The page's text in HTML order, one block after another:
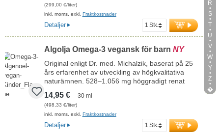
R
S
T
U
V
W
Y
Z
�
mg omega-3-fettsyror, varav 200–299 mg EPA
och 394–591 mg DHA. Enkel dosering med
pipett. Högkvalitativ vegansk omega-3-algolja
med naturligt innehåll av EPA och DHA – ett
mer information om omega-3-algolja
(299,00 €/liter)
inkl. moms. exkl. Fraktkostnader
Detaljer
Algolja Omega-3 vegansk för barn NY
Original enligt Dr. med. Michalzik, baserat på 25
års erfarenhet av utveckling av högkvalitativa
naturämnen. 528–1.056 mg höggradigt renat
sp. per dagsdos (15–30 droppar), med 238–476
mg omega-3-fettsyror, varav 80–160 mg EPA och
158–316 mg DHA.
Enkel dosering med pipett. Högkvalitativ vegansk
14,95 € 30 ml
(498,33 €/liter)
inkl. moms. exkl. Fraktkostnader
Detaljer